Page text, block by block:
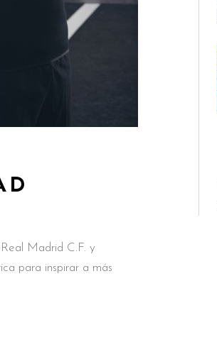
Madrid C.F. y
para inspirar a más